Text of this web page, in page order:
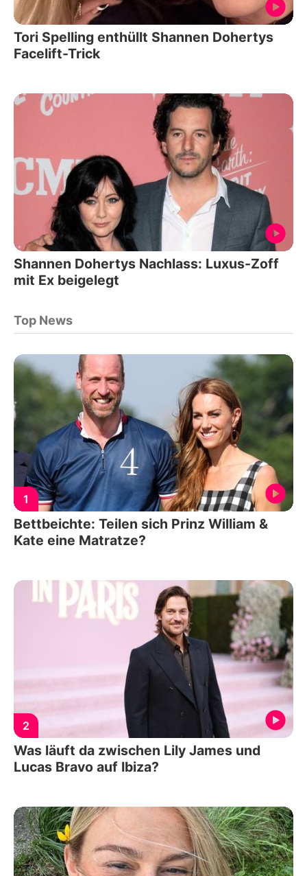
Tori Spelling enthüllt Shannen Dohertys
Facelift-Trick
Shannen Dohertys Nachlass: Luxus-Zoff
mit Ex beigelegt
Top News
1
Bettbeichte: Teilen sich Prinz William &
Kate eine Matratze?
2
Was läuft da zwischen Lily James und
Lucas Bravo auf Ibiza?